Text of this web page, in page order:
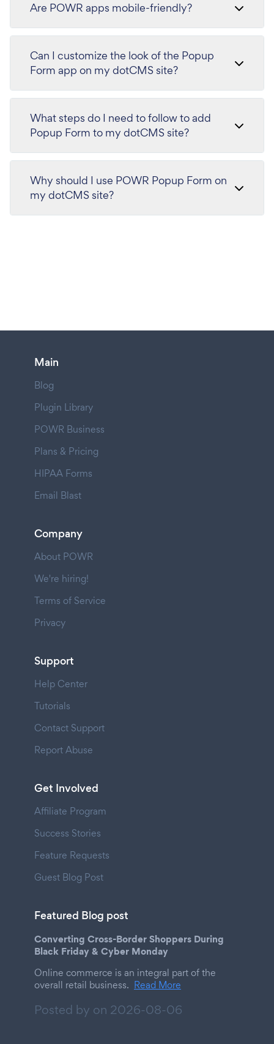
Are POWR apps mobile-friendly?
Can I customize the look of the Popup
Form app on my dotCMS site?
What steps do I need to follow to add
Popup Form to my dotCMS site?
Why should I use POWR Popup Form on
my dotCMS site?
Main
Blog
Plugin Library
POWR Business
Plans & Pricing
HIPAA Forms
Email Blast
Company
About POWR
We're hiring!
Terms of Service
Privacy
Support
Help Center
Tutorials
Contact Support
Report Abuse
Get Involved
Affiliate Program
Success Stories
Feature Requests
Guest Blog Post
Featured Blog post
Converting Cross-Border Shoppers During
Black Friday & Cyber Monday
Online commerce is an integral part of the
overall retail business. Read More
Posted by on 2026-08-06